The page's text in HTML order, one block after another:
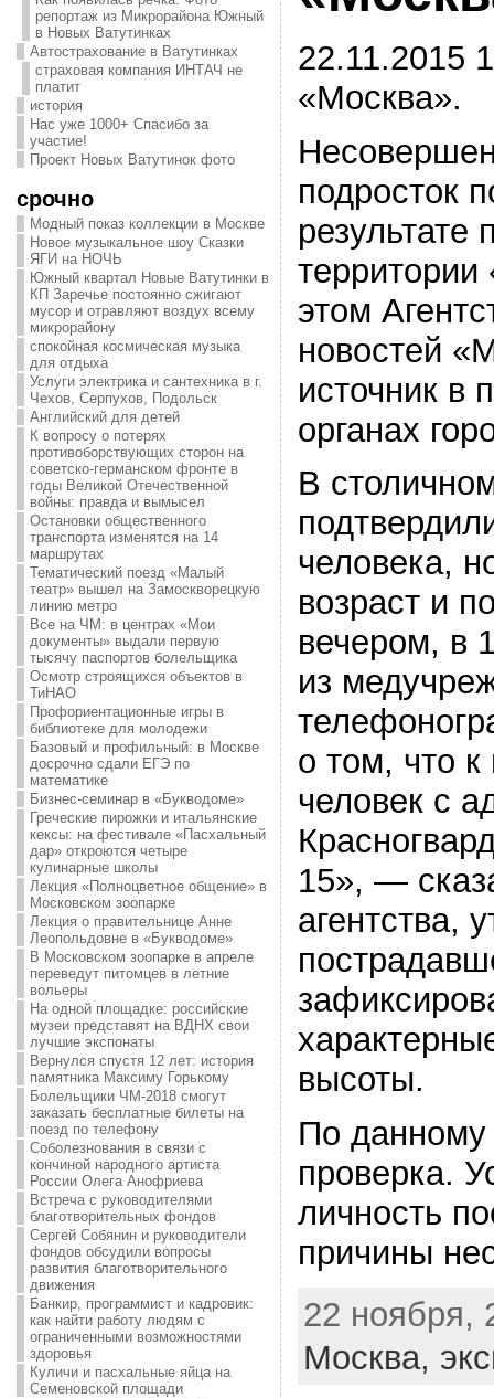
репортаж из Микрорайона Южный
в Новых Ватутинках
Автострахование в Ватутинках
страховая компания ИНТАЧ не
платит
история
Нас уже 1000+ Спасибо за
участие!
Проект Новых Ватутинок фото
срочно
Модный показ коллекции в Москве
Новое музыкальное шоу Сказки
ЯГИ на НОЧЬ
Южный квартал Новые Ватутинки в
КП Заречье постоянно сжигают
мусор и отравляют воздух всему
микрорайону
спокойная космическая музыка
для отдыха
Услуги электрика и сантехника в г.
Чехов, Серпухов, Подольск
Английский для детей
К вопросу о потерях
противоборствующих сторон на
советско-германском фронте в
годы Великой Отечественной
войны: правда и вымысел
Остановки общественного
транспорта изменятся на 14
маршрутах
Тематический поезд «Малый
театр» вышел на Замоскворецкую
линию метро
Все на ЧМ: в центрах «Мои
документы» выдали первую
тысячу паспортов болельщика
Осмотр строящихся объектов в
ТиНАО
Профориентационные игры в
библиотеке для молодежи
Базовый и профильный: в Москве
досрочно сдали ЕГЭ по
математике
Бизнес-семинар в «Букводоме»
Греческие пирожки и итальянские
кексы: на фестивале «Пасхальный
дар» откроются четыре
кулинарные школы
Лекция «Полноцветное общение» в
Московском зоопарке
Лекция о правительнице Анне
Леопольдовне в «Букводоме»
В Московском зоопарке в апреле
переведут питомцев в летние
вольеры
На одной площадке: российские
музеи представят на ВДНХ свои
лучшие экспонаты
Вернулся спустя 12 лет: история
памятника Максиму Горькому
Болельщики ЧМ-2018 смогут
заказать бесплатные билеты на
поезд по телефону
Соболезнования в связи с
кончиной народного артиста
России Олега Анофриева
Встреча с руководителями
благотворительных фондов
Сергей Собянин и руководители
фондов обсудили вопросы
развития благотворительного
движения
Банкир, программист и кадровик:
как найти работу людям с
ограниченными возможностями
здоровья
Куличи и пасхальные яйца на
Семеновской площади
22.11.2015
«Москва».
подросток
этом
новостей
источник в
органах
В
человека,
возраст и
вечером, в
из
о том, что
человек с
15», —
агентства,
высоты.
По данному
проверка.
личность
причины
22 ноября,
Москва,